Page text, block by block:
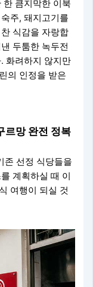
한 큼지막한 이북
주, 돼지고기를
식감을 자랑합
두툼한 녹두전
화려하지 않지만
의 인정을 받은
르망 완전 정복
존 선정 식당들을
계획하실 때 이
여행이 되실 것